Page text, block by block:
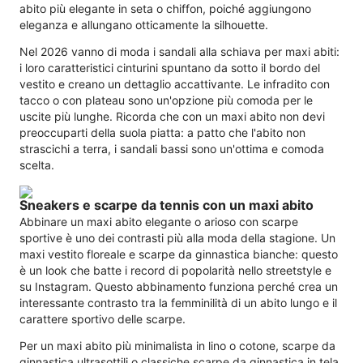
abito più elegante in seta o chiffon, poiché aggiungono
eleganza e allungano otticamente la silhouette.
Nel 2026 vanno di moda i sandali alla schiava per maxi abiti:
i loro caratteristici cinturini spuntano da sotto il bordo del
vestito e creano un dettaglio accattivante. Le infradito con
tacco o con plateau sono un'opzione più comoda per le
uscite più lunghe. Ricorda che con un maxi abito non devi
preoccuparti della suola piatta: a patto che l'abito non
strascichi a terra, i sandali bassi sono un'ottima e comoda
scelta.
Sneakers e scarpe da tennis con un maxi abito
Abbinare un maxi abito elegante o arioso con scarpe
sportive è uno dei contrasti più alla moda della stagione. Un
maxi vestito floreale e scarpe da ginnastica bianche: questo
è un look che batte i record di popolarità nello streetstyle e
su Instagram. Questo abbinamento funziona perché crea un
interessante contrasto tra la femminilità di un abito lungo e il
carattere sportivo delle scarpe.
Per un maxi abito più minimalista in lino o cotone, scarpe da